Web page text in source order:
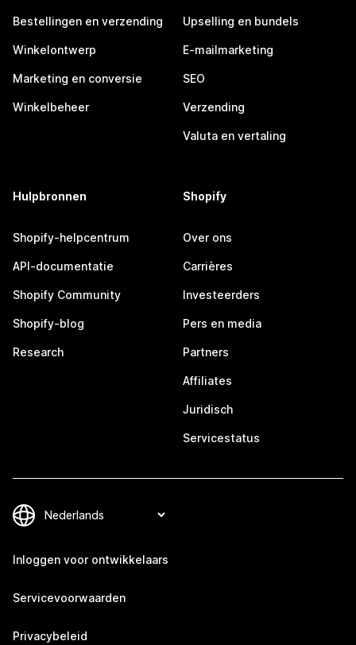
Bestellingen en verzending
Winkelontwerp
Marketing en conversie
Winkelbeheer
Upselling en bundels
E-mailmarketing
SEO
Verzending
Valuta en vertaling
Hulpbronnen
Shopify-helpcentrum
API-documentatie
Shopify Community
Shopify-blog
Research
Shopify
Over ons
Carrières
Investeerders
Pers en media
Partners
Affiliates
Juridisch
Servicestatus
Inloggen voor ontwikkelaars
Servicevoorwaarden
Privacybeleid